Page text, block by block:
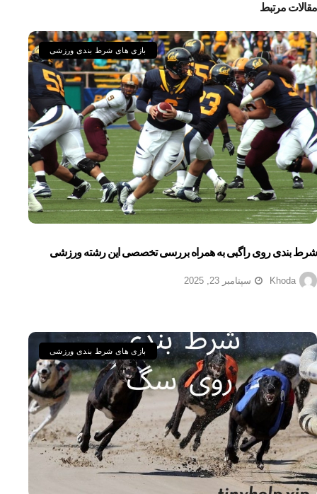
مقالات مرتبط
بازی های شرط بندی ورزشی
شرط بندی روی راگبی به همراه بررسی تخصصی این رشته ورزشی
Khoda سپتامبر 23, 2025
بازی های شرط بندی ورزشی